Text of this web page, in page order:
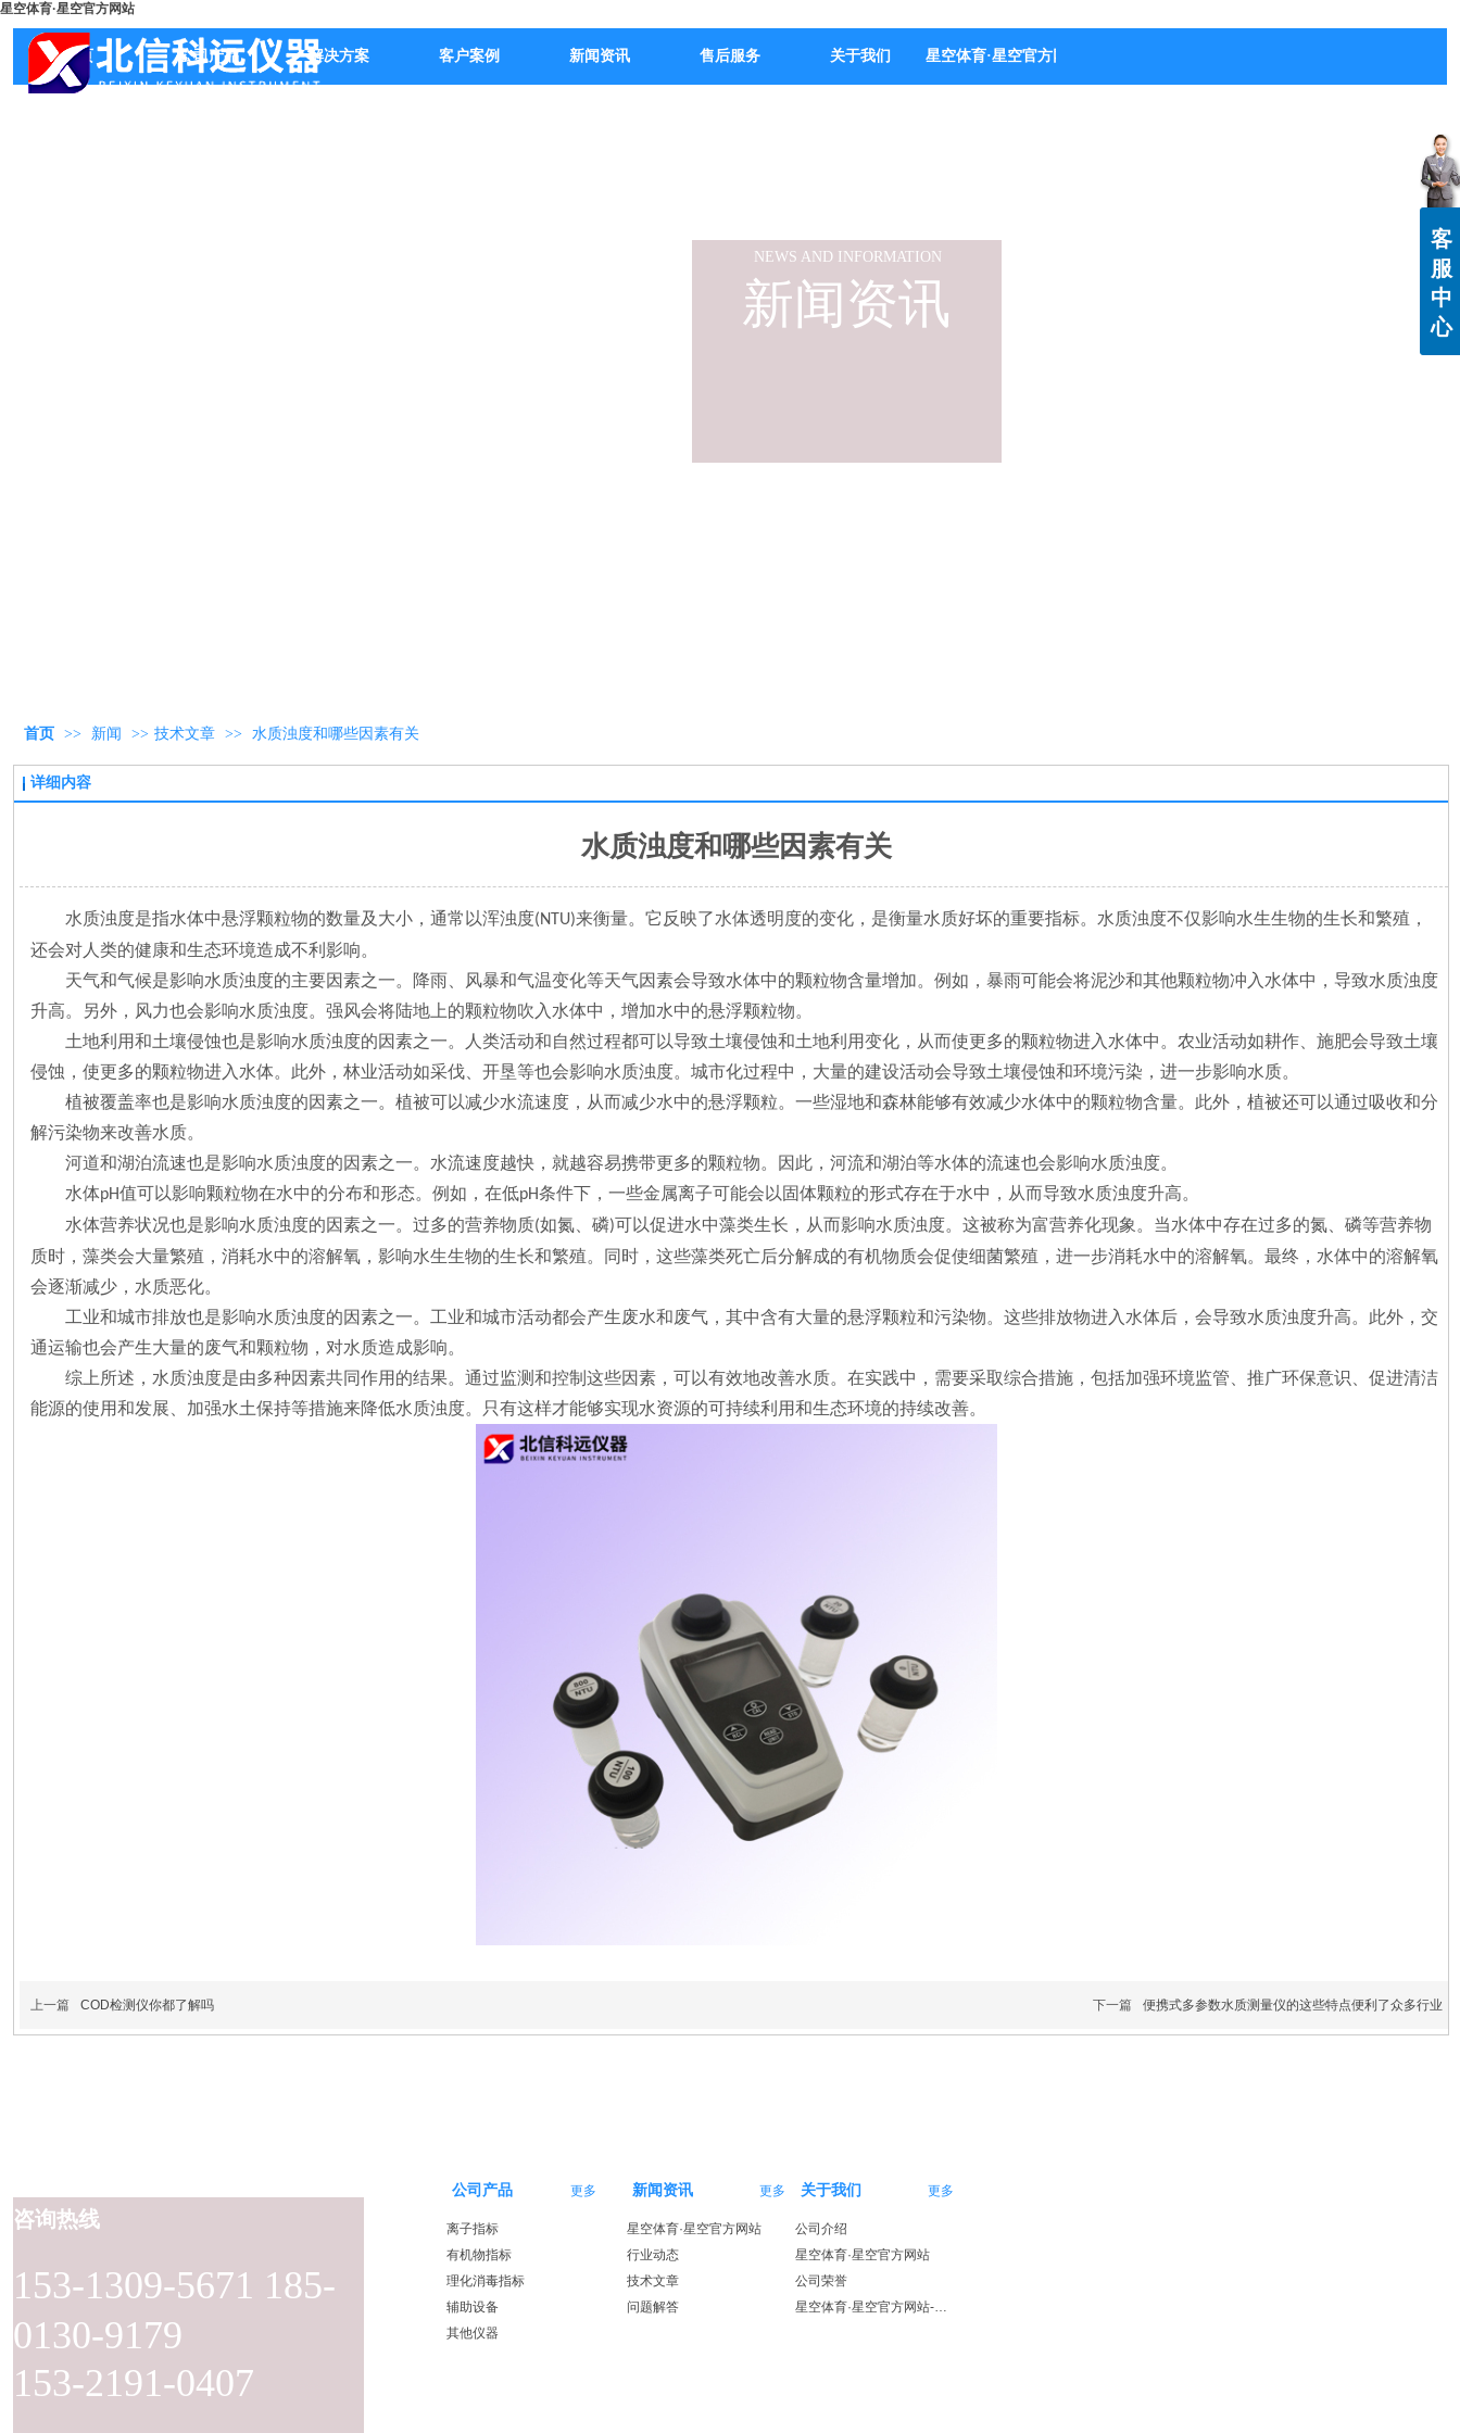
星空体育·星空官方网站
首页 公司产品 解决方案 客户案例 新闻资讯 售后服务 关于我们 星空体育·星空官方网站-星空体育（中国）
新闻资讯
NEWS AND INFORMATION
首页 >> 新闻 >> 技术文章 >> 水质浊度和哪些因素有关
详细内容
水质浊度和哪些因素有关
水质浊度是指水体中悬浮颗粒物的数量及大小，通常以浑浊度(NTU)来衡量。它反映了水体透明度的变化，是衡量水质好坏的重要指标。水质浊度不仅影响水生生物的生长和繁殖，
还会对人类的健康和生态环境造成不利影响。
天气和气候是影响水质浊度的主要因素之一。降雨、风暴和气温变化等天气因素会导致水体中的颗粒物含量增加。例如，暴雨可能会将泥沙和其他颗粒物冲入水体中，导致水质浊度
升高。另外，风力也会影响水质浊度。强风会将陆地上的颗粒物吹入水体中，增加水中的悬浮颗粒物。
土地利用和土壤侵蚀也是影响水质浊度的因素之一。人类活动和自然过程都可以导致土壤侵蚀和土地利用变化，从而使更多的颗粒物进入水体中。农业活动如耕作、施肥会导致土壤
侵蚀，使更多的颗粒物进入水体。此外，林业活动如采伐、开垦等也会影响水质浊度。城市化过程中，大量的建设活动会导致土壤侵蚀和环境污染，进一步影响水质。
植被覆盖率也是影响水质浊度的因素之一。植被可以减少水流速度，从而减少水中的悬浮颗粒。一些湿地和森林能够有效减少水体中的颗粒物含量。此外，植被还可以通过吸收和分
解污染物来改善水质。
河道和湖泊流速也是影响水质浊度的因素之一。水流速度越快，就越容易携带更多的颗粒物。因此，河流和湖泊等水体的流速也会影响水质浊度。
水体pH值可以影响颗粒物在水中的分布和形态。例如，在低pH条件下，一些金属离子可能会以固体颗粒的形式存在于水中，从而导致水质浊度升高。
水体营养状况也是影响水质浊度的因素之一。过多的营养物质(如氮、磷)可以促进水中藻类生长，从而影响水质浊度。这被称为富营养化现象。当水体中存在过多的氮、磷等营养物
质时，藻类会大量繁殖，消耗水中的溶解氧，影响水生生物的生长和繁殖。同时，这些藻类死亡后分解成的有机物质会促使细菌繁殖，进一步消耗水中的溶解氧。最终，水体中的溶解氧
会逐渐减少，水质恶化。
工业和城市排放也是影响水质浊度的因素之一。工业和城市活动都会产生废水和废气，其中含有大量的悬浮颗粒和污染物。这些排放物进入水体后，会导致水质浊度升高。此外，交
通运输也会产生大量的废气和颗粒物，对水质造成影响。
综上所述，水质浊度是由多种因素共同作用的结果。通过监测和控制这些因素，可以有效地改善水质。在实践中，需要采取综合措施，包括加强环境监管、推广环保意识、促进清洁
能源的使用和发展、加强水土保持等措施来降低水质浊度。只有这样才能够实现水资源的可持续利用和生态环境的持续改善。
上一篇 COD检测仪你都了解吗 下一篇 便携式多参数水质测量仪的这些特点便利了众多行业
153-1309-5671 185-
0130-9179
153-2191-0407
咨询热线
新闻资讯 更多
星空体育·星空官方网站
行业动态
技术文章
问题解答
公司产品 更多
离子指标
有机物指标
理化消毒指标
辅助设备
其他仪器
关于我们 更多
公司介绍
星空体育·星空官方网站
公司荣誉
星空体育·星空官方网站-星空体育（中国）
客
服
中
心